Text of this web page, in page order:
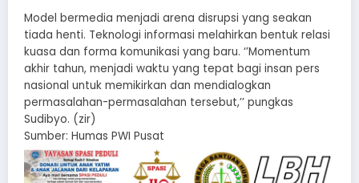
Model bermedia menjadi arena disrupsi yang seakan
tiada henti. Teknologi informasi melahirkan bentuk relasi
kuasa dan forma komunikasi yang baru. ‘’Momentum
akhir tahun, menjadi waktu yang tepat bagi insan pers
nasional untuk memikirkan dan mendialogkan
permasalahan-permasalahan tersebut,’’ pungkas
Sudibyo. (zir)
Sumber: Humas PWI Pusat